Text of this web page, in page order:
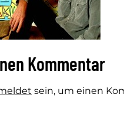
Kommentar
sein, um einen